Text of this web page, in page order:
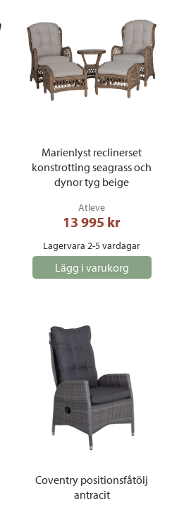
Marienlyst reclinerset
konstrotting seagrass och
dynor tyg beige
Atleve
13 995 kr
Lagervara 2-5 vardagar
Lägg i varukorg
Coventry positionsfåtölj
antracit